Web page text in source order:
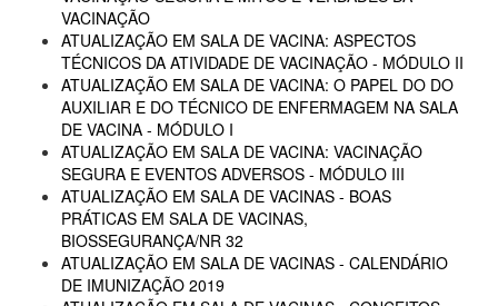
VACINAÇÃO
ATUALIZAÇÃO EM SALA DE VACINA: ASPECTOS
TÉCNICOS DA ATIVIDADE DE VACINAÇÃO - MÓDULO II
ATUALIZAÇÃO EM SALA DE VACINA: O PAPEL DO DO
AUXILIAR E DO TÉCNICO DE ENFERMAGEM NA SALA
DE VACINA - MÓDULO I
ATUALIZAÇÃO EM SALA DE VACINA: VACINAÇÃO
SEGURA E EVENTOS ADVERSOS - MÓDULO III
ATUALIZAÇÃO EM SALA DE VACINAS - BOAS
PRÁTICAS EM SALA DE VACINAS,
BIOSSEGURANÇA/NR 32
ATUALIZAÇÃO EM SALA DE VACINAS - CALENDÁRIO
DE IMUNIZAÇÃO 2019